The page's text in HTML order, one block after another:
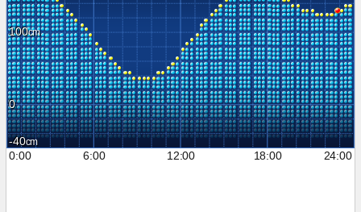
100
0
-40
0:00
6:00 12:00 18:00 24:00